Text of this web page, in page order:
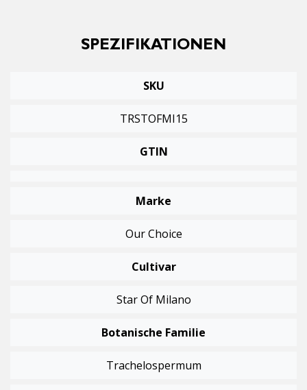
SPEZIFIKATIONEN
SKU
TRSTOFMI15
GTIN
Marke
Our Choice
Cultivar
Star Of Milano
Botanische Familie
Trachelospermum